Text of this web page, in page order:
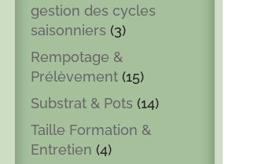
gestion des cycles
saisonniers (3)
Rempotage &
Prélèvement(15)
Substrat & Pots (14)
Taille Formation &
Entretien (4)